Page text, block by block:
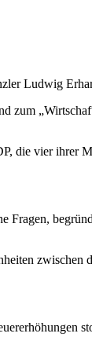
Ludwig
zum
die vier ihrer
Fragen,
zwischen